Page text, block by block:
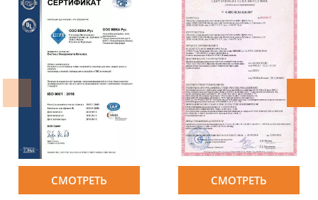
СМОТРЕТЬ СМОТРЕТЬ